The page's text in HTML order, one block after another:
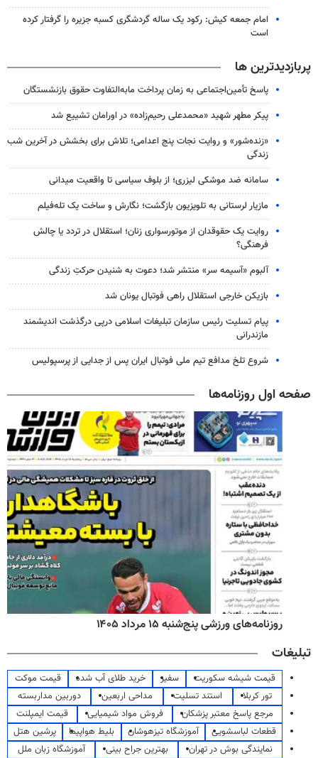
امام جمعه کیش: رکود یک ساله گردشگری کسبه جزیره را گرفتار کرده
است
پربازدیدترین ها
پاسخ تأمین‌اجتماعی به زمان پرداخت مابه‌التفاوت حقوق بازنشستگان
پیکر مطهر شهید «محمدعلی رحیم‌زاده» در اورامان تشییع شد
«زنده‌شور» و روایت نجات پنج اعدامی؛ تلاش برای بخشش در آخرین شب
زندگی
سامانه ضد موشکی لیزری؛ از بلوف سیاسی تا واقعیت میدانی
مازیار لرستانی به تلویزیون بازگشت؛ نگارش و ساخت یک تله‌فیلم
روایت یک حقوقدان از موتورسواری زنان؛ استقلال در تردد یا چالش
فرهنگی؟
آلبوم «آسیمه سر» منتشر شد؛ دعوت به شنیدن حرکتِ زندگی
بازیکن خارجی استقلال راهی فوتبال یونان شد
پیام تسلیت رئیس سازمان تبلیغات اسلامی درپی درگذشت اندیشمند
مازندرانی
شروع تلخ مدافع تیم ملی فوتبال ایران پس از جدایی از پرسپولیس
صفحه اول روزنامه‌ها
روزنامه‌های اقتصادی پنج‌شنبه ۱۵ مرداد ۱۴۰۵
تبلیغات
قیمت شیشه سکوریت سفیر خرید طلای آب شده
قیمت موکت
تور کربلا
استند تسلیت مداحی اربعین
دوربین مداربسته
مرجع پاسخ معتبر پزشکان
فروش مواد شیمیایی
قیمت ایمپلنت
قطعات لباسشویی
آموزشگاه تیزهوشان بلیط هواپیما
پرشین هتل
نمایندگی بوش در تهران
بهترین جراح بینی
آموزشگاه زبان ملل